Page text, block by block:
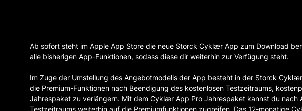
Ab sofort steht im Apple App Store die neue Storck Cyklær App zum Download
alle bisherigen App-Funktionen, sodass diese dir weiterhin zur Verfügung steht.
Im Zuge der Umstellung des Angebotmodells der App besteht in der Storck
die Premium-Funktionen nach Beendigung des kostenlosen Testzeitraums,
Jahrespaket zu verlängern. Mit dem Cyklær App Pro Jahrespaket kannst du nach
Testzeitraums weiterhin auf die Premiumfunktionen zugreifen. Das 12-monatige